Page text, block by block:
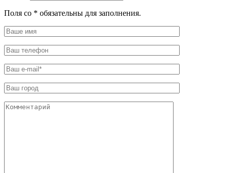
Поля со * обязательны для заполнения.